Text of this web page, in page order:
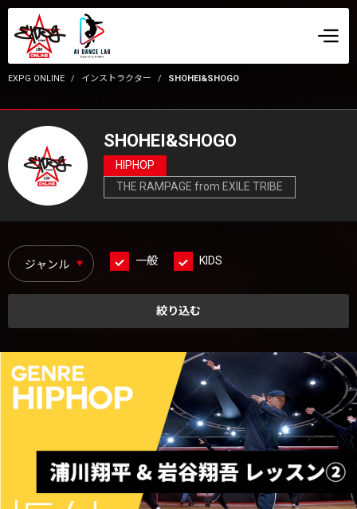
EXPG ONLINE インストラクター SHOHEI&SHOGO
SHOHEI&SHOGO
HIPHOP
THE RAMPAGE from EXILE TRIBE
一般 KIDS
絞り込む